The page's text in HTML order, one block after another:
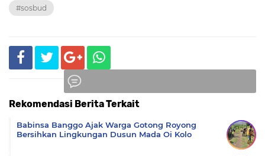
#sosbud
Rekomendasi Berita Terkait
Babinsa Banggo Ajak Warga Gotong Royong
Bersihkan Lingkungan Dusun Mada Oi Kolo